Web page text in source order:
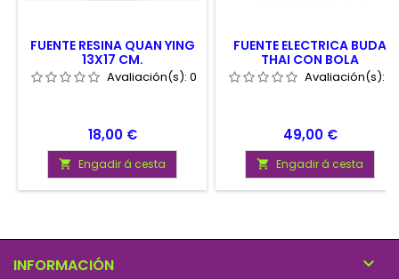
FUENTE RESINA QUAN YING
13X17 CM.
Avaliación(s): 0
Prezo
18,00 €
 Engadir á cesta
FUENTE ELECTRICA BUDA
THAI CON BOLA
MEDITANDO 31.5X31.5X41
Avaliación(s):
Prezo
49,00 €
 Engadir á cesta
INFORMACIÓN 